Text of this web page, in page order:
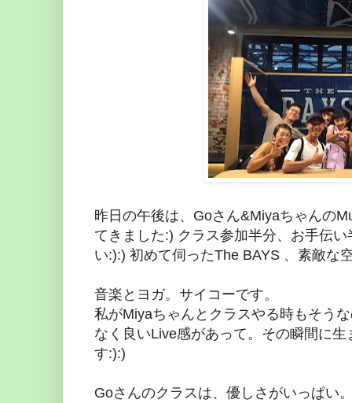
昨日の午後は、Goさん&Miyaちゃんの
てきました:) クラス参加半分、お手伝
い:):) 初めて伺ったThe BAYS 、素敵な
音楽とヨガ。サイコーです。
私がMiyaちゃんとクラスやる時もそう
なく良いLive感があって。その瞬間に
す:):)
Goさんのクラスは、優しさがいっぱい